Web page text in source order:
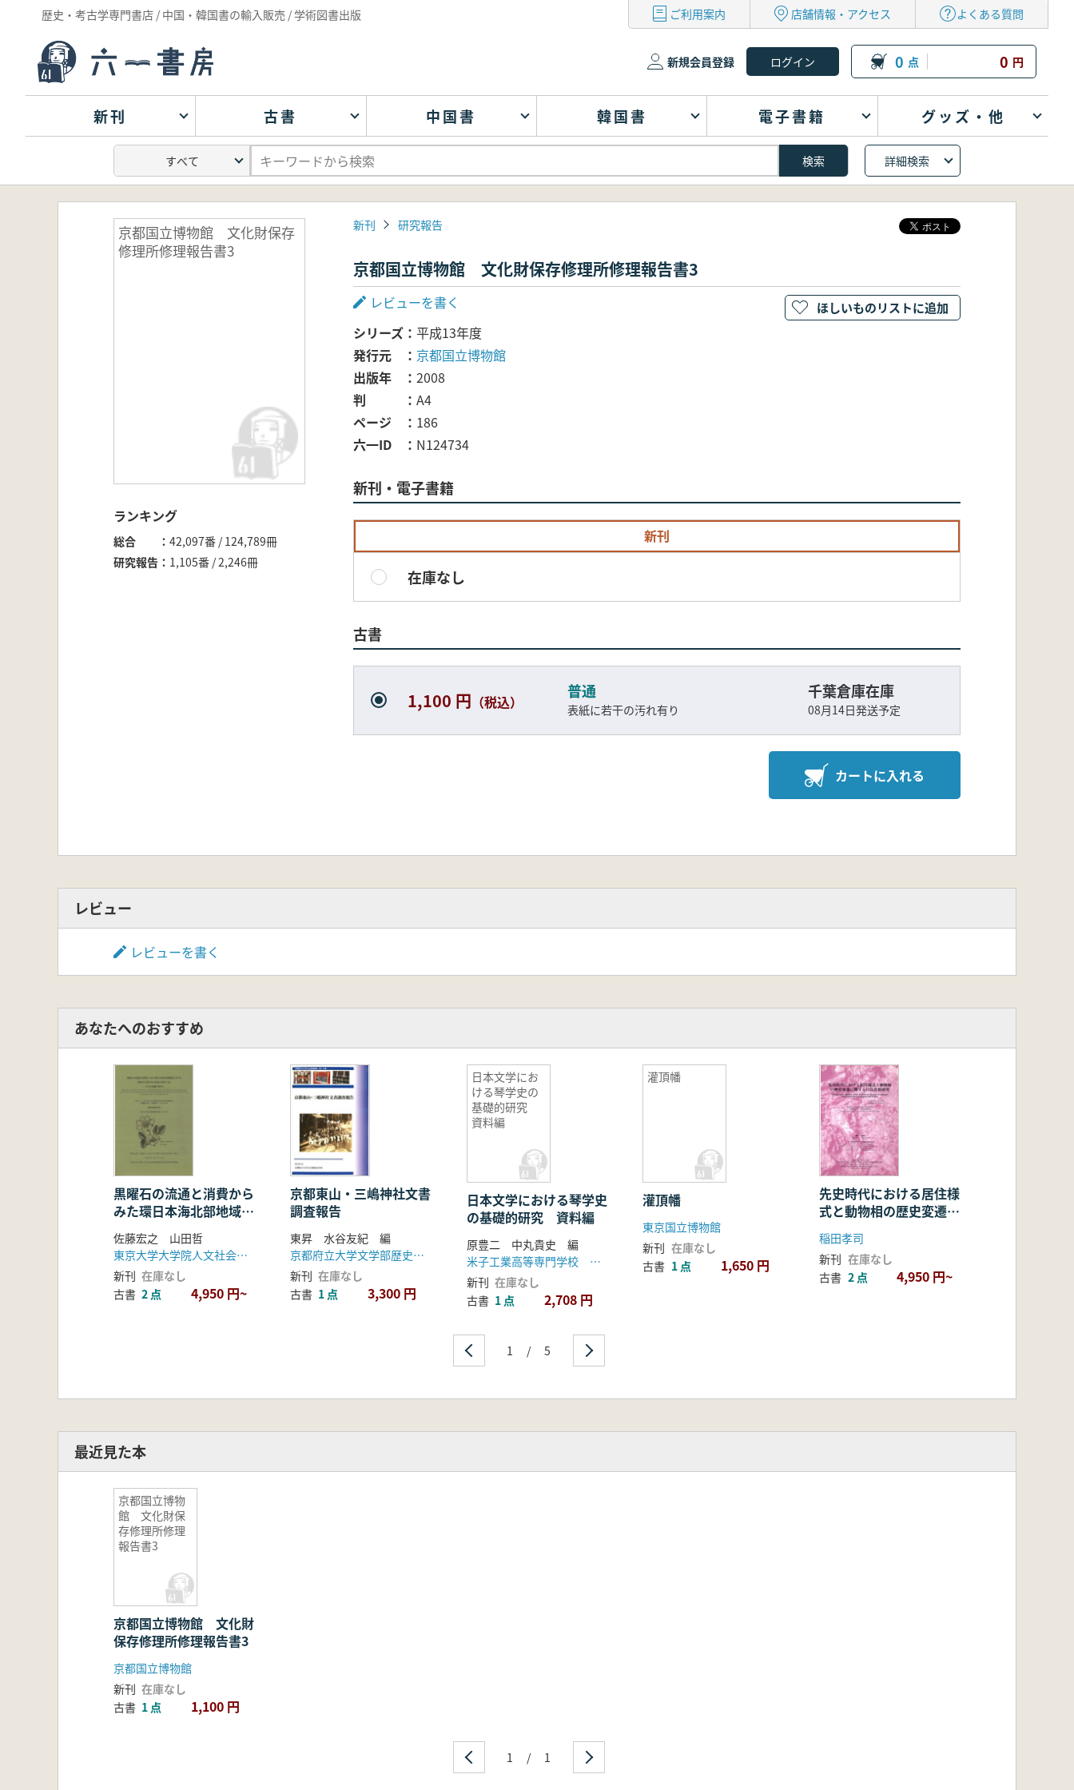
歴史・考古学専門書店 / 中国・韓国書の輸入販売 / 学術図書出版 ご利用案内 店舗情報・アクセス よくある質問
新規会員登録 0 点 0 円
新刊 古書 中国書 韓国書 電子書籍 グッズ・他
詳細検索
京都国立博物館 文化財保存
修理所修理報告書3
ランキング
総合
42,097番 / 124,789冊
研究報告
1,105番 / 2,246冊
新刊 研究報告
京都国立博物館 文化財保存修理所修理報告書3
レビューを書く
シリーズ
平成13年度
発行元
京都国立博物館
出版年
2008
判
A4
ページ
186
六一ID
N124734
新刊・電子書籍
新刊
在庫なし
古書
1,100 円 （税込）
普通
表紙に若干の汚れ有り
千葉倉庫在庫
08月14日発送予定
カートに入れる
ほしいものリストに追加
レビュー
レビューを書く
あなたへのおすすめ
黒曜石の流通と消費から
みた環日本海北部地域に
おける更新世人類社会の
形成と変容3 吉井沢遺
跡の研究
佐藤宏之 山田哲
東京大学大学院人文社会系研究科附属北海文化研究常呂実習施設
新刊 在庫なし
古書 2 点 4,950 円~
京都東山・三嶋神社文書
調査報告
東昇 水谷友紀 編
京都府立大学文学部歴史学科
新刊 在庫なし
古書 1 点 3,300 円
日本文学にお
ける琴学史の
基礎的研究
資料編
日本文学における琴学史
の基礎的研究 資料編
原豊二 中丸貴史 編
米子工業高等専門学校 原豊二研究室
新刊 在庫なし
古書 1 点 2,708 円
灌頂幡
灌頂幡
東京国立博物館
新刊 在庫なし
古書 1 点 1,650 円
先史時代における居住様
式と動物相の歴史変遷に
関する日仏比較研究
稲田孝司
新刊 在庫なし
古書 2 点 4,950 円~
1 / 5
最近見た本
京都国立博物
館 文化財保
存修理所修理
報告書3
京都国立博物館 文化財
保存修理所修理報告書3
京都国立博物館
新刊 在庫なし
古書 1 点 1,100 円
1 / 1